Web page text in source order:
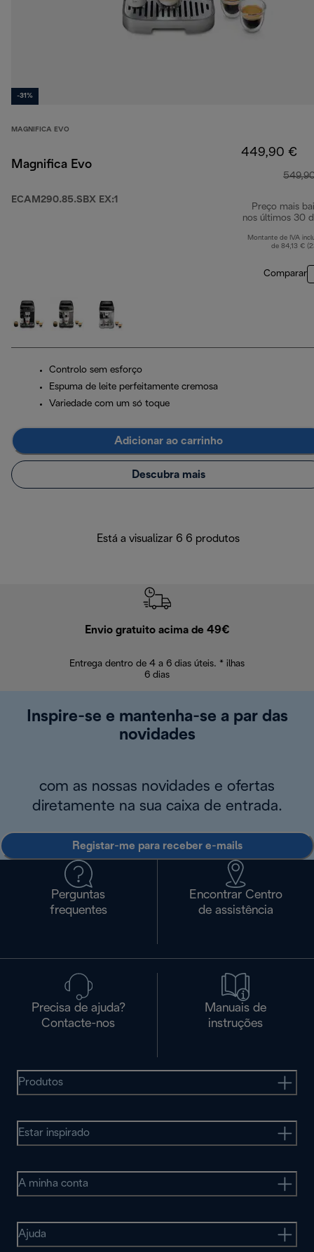
-31%
MAGNIFICA EVO
Magnifica Evo
ECAM290.85.SBX EX:1
449,90 €
Preço mais
nos últimos 30
Montante de IVA
de 84,13 €
Comparar
Controlo sem esforço
Espuma de leite perfeitamente cremosa
Variedade com um só toque
Adicionar ao carrinho
Descubra mais
Está a visualizar 6 6 produtos
Envio gratuito acima de 49€
Entrega dentro de 4 a 6 dias úteis. * ilhas
6 dias
Inspire-se e mantenha-se a par das
novidades
com as nossas novidades e ofertas
diretamente na sua caixa de entrada.
Registar-me para receber e-mails
Perguntas
frequentes
Encontrar Centro
de assistência
Precisa de ajuda?
Contacte-nos
Manuais de
instruções
Produtos
Estar inspirado
A minha conta
Ajuda